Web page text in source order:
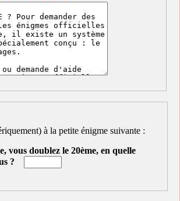
à la petite énigme suivante :
vous doublez le 20ème, en quelle
?